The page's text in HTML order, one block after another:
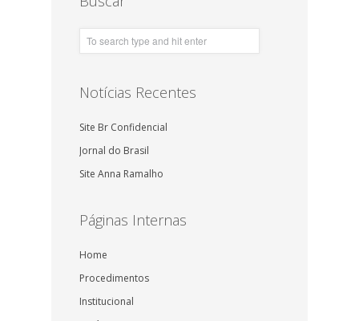
Notícias Recentes
Site Br Confidencial
Jornal do Brasil
Site Anna Ramalho
Páginas Internas
Home
Procedimentos
Institucional